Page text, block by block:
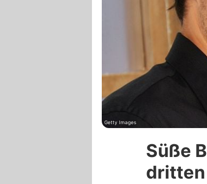
Getty Images
Süße
dritten